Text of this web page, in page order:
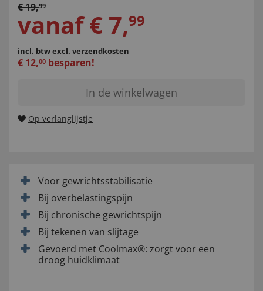
€19,99
vanaf € 7,99
incl. btwexcl. verzendkosten
€ 12,00 besparen!
In de winkelwagen
Op verlanglijstje
Voor gewrichtsstabilisatie
Bij overbelastingspijn
Bij chronische gewrichtspijn
Bij tekenen van slijtage
Gevoerd met Coolmax®: zorgt voor een
droog huidklimaat